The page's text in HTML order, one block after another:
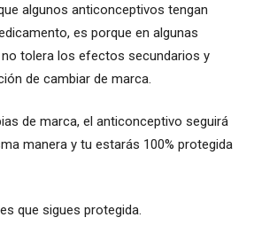
algunos anticonceptivos tengan
es porque en algunas
tolera los efectos secundarios y
de cambiar de marca.
de marca, el anticonceptivo seguirá
manera y tu estarás 100% protegida
que sigues protegida.